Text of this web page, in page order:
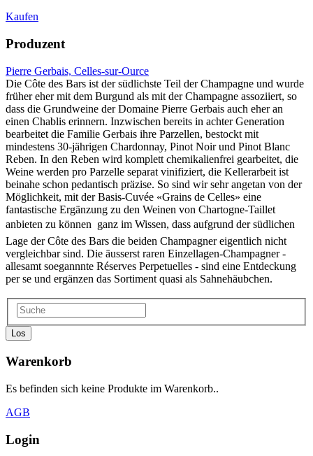
Kaufen
Produzent
Pierre Gerbais, Celles-sur-Ource
Die Côte des Bars ist der südlichste Teil der Champagne und wurde
früher eher mit dem Burgund als mit der Champagne assoziiert, so
dass die Grundweine der Domaine Pierre Gerbais auch eher an
einen Chablis erinnern. Inzwischen bereits in achter Generation
bearbeitet die Familie Gerbais ihre Parzellen, bestockt mit
mindestens 30-jährigen Chardonnay, Pinot Noir und Pinot Blanc
Reben. In den Reben wird komplett chemikalienfrei gearbeitet, die
Weine werden pro Parzelle separat vinifiziert, die Kellerarbeit ist
beinahe schon pedantisch präzise. So sind wir sehr angetan von der
Möglichkeit, mit der Basis-Cuvée «Grains de Celles» eine
fantastische Ergänzung zu den Weinen von Chartogne-Taillet
anbieten zu können  ganz im Wissen, dass aufgrund der südlichen
Lage der Côte des Bars die beiden Champagner eigentlich nicht
vergleichbar sind. Die äusserst raren Einzellagen-Champagner -
allesamt soegannnte Réserves Perpetuelles - sind eine Entdeckung
per se und ergänzen das Sortiment quasi als Sahnehäubchen.
Los
Warenkorb
Es befinden sich keine Produkte im Warenkorb..
AGB
Login